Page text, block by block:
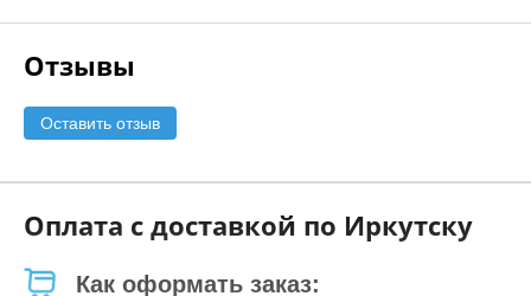
Отзывы
Оставить отзыв
Оплата с доставкой по Иркутску
Как оформать заказ: